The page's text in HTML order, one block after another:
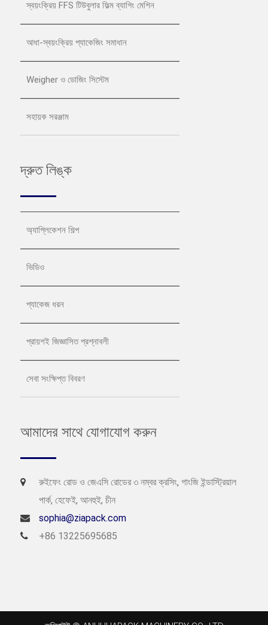
স্বয়ংক্রিয় FFS টিউবুলার ফিল্ম ব্যাগিং মেশিন
আধা-স্বয়ংক্রিয় প্যাকেজিং সমাধান
Weigher ও ডোজিং সিস্টেম
সহায়ক সরঞ্জাম
দ্রুত লিঙ্ক
অ্যাপ্লিকেশন শিল্প
ভিডিও
প্যাকেজ ধরন
প্রায়শই জিজ্ঞাসিত প্রশ্নাবলী
সেবা সংক্ষিপ্ত বিবরণ
আমাদের সাথে যোগাযোগ করুন
রুইফেং রোড ও জেএসি রোডের ৩ নম্বর ক্রসিং, গাংজি ইন্ডাস্ট্রিয়াল
পার্ক, হেফেই, আনহুই, চীন
sophia@ziapack.com
+86 13225695685